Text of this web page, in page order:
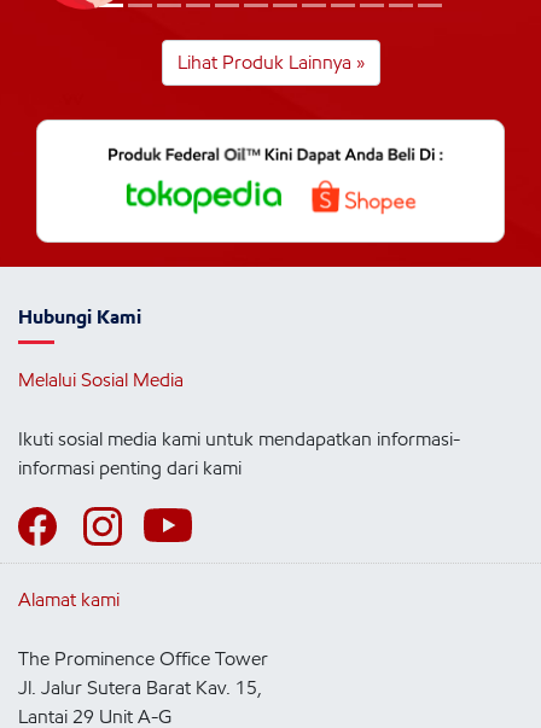
Lihat Produk Lainnya »
Hubungi Kami
Melalui Sosial Media
Ikuti sosial media kami untuk mendapatkan informasi-
informasi penting dari kami
Alamat kami
The Prominence Office Tower
Jl. Jalur Sutera Barat Kav. 15,
Lantai 29 Unit A-G